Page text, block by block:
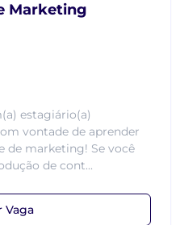
Marketing
estagiário(a)
vontade de aprender
de marketing! Se você
de cont...
Vaga